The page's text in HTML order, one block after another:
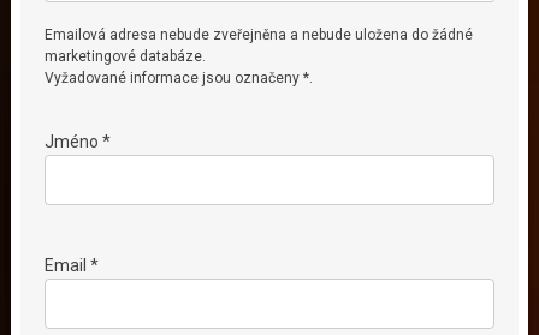
Emailová adresa nebude zveřejněna a nebude uložena do žádné
marketingové databáze.
Vyžadované informace jsou označeny *.
Jméno *
Email *